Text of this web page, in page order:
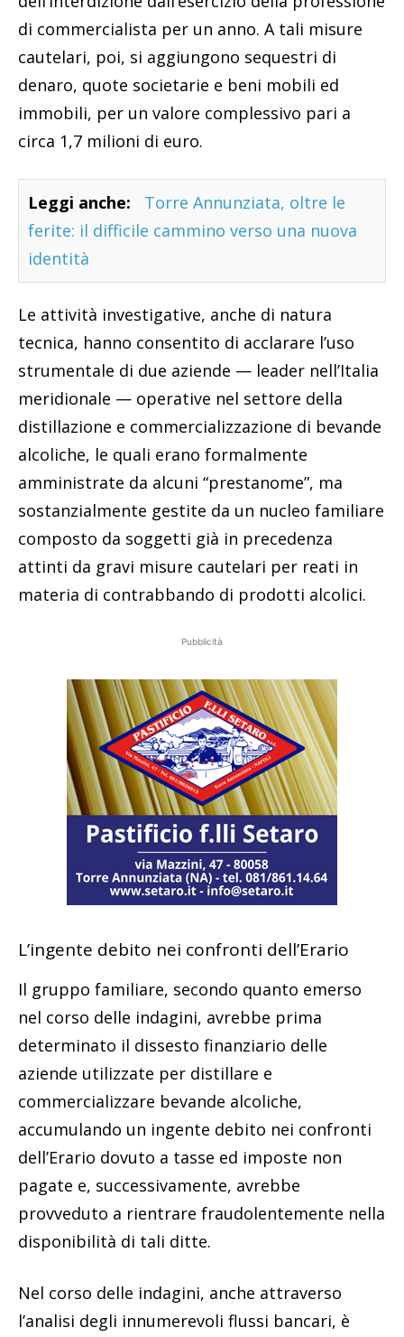
di commercialista per un anno. A tali misure
cautelari, poi, si aggiungono sequestri di
denaro, quote societarie e beni mobili ed
immobili, per un valore complessivo pari a
circa 1,7 milioni di euro.
Leggi anche:
Torre Annunziata, oltre le
ferite: il difficile cammino verso una nuova
identità
Le attività investigative, anche di natura
tecnica, hanno consentito di acclarare l’uso
strumentale di due aziende — leader nell’Italia
meridionale — operative nel settore della
distillazione e commercializzazione di bevande
alcoliche, le quali erano formalmente
amministrate da alcuni “prestanome”, ma
sostanzialmente gestite da un nucleo familiare
composto da soggetti già in precedenza
attinti da gravi misure cautelari per reati in
materia di contrabbando di prodotti alcolici.
Pubblicità
L’ingente debito nei confronti dell’Erario
Il gruppo familiare, secondo quanto emerso
nel corso delle indagini, avrebbe prima
determinato il dissesto finanziario delle
aziende utilizzate per distillare e
commercializzare bevande alcoliche,
accumulando un ingente debito nei confronti
dell’Erario dovuto a tasse ed imposte non
pagate e, successivamente, avrebbe
provveduto a rientrare fraudolentemente nella
disponibilità di tali ditte.
Nel corso delle indagini, anche attraverso
l’analisi degli innumerevoli flussi bancari, è